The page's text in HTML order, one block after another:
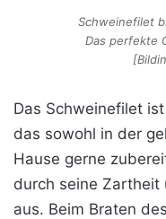
Schweinefilet
Das perfekte
Das Schweinefilet
das sowohl in der
Hause gerne
durch seine Zartheit
aus. Beim Braten